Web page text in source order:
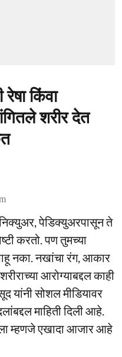
किंवा
शरीर देत
पेडिक्युअरपासून ते
करतो. पण तुमच्या
नका. नखांचा रंग, आकार
आरोग्याबद्दल काही
सोशल मीडियावर
माहिती दिली आहे.
म्हणजे एखादा आजार आहे